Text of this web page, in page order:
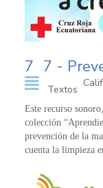
7 7 -
Textos
Este recurso
colección
prevención de la
cuenta la limpieza